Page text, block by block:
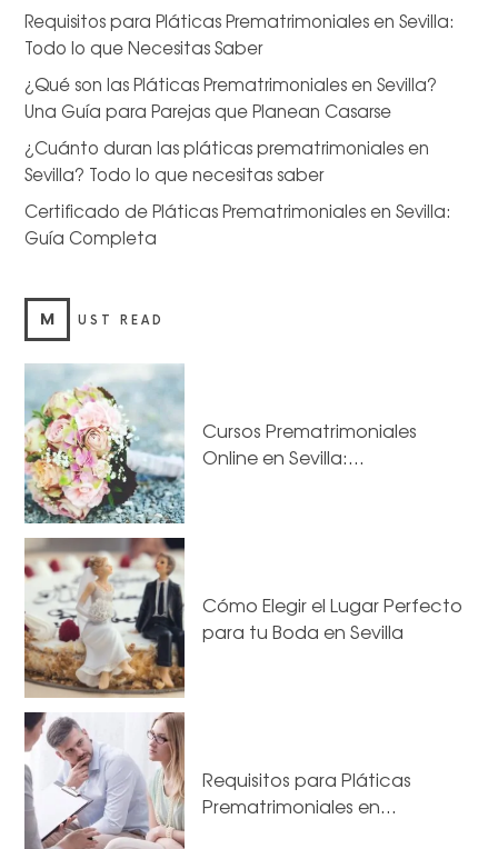
Requisitos para Pláticas Prematrimoniales en Sevilla:
Todo lo que Necesitas Saber
¿Qué son las Pláticas Prematrimoniales en Sevilla?
Una Guía para Parejas que Planean Casarse
¿Cuánto duran las pláticas prematrimoniales en
Sevilla? Todo lo que necesitas saber
Certificado de Pláticas Prematrimoniales en Sevilla:
Guía Completa
M UST READ
Cursos Prematrimoniales
Online en Sevilla:…
Cómo Elegir el Lugar Perfecto
para tu Boda en Sevilla
Requisitos para Pláticas
Prematrimoniales en…